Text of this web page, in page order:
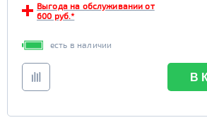
Выгода на обслуживании от
600 руб.*
есть в наличии
В